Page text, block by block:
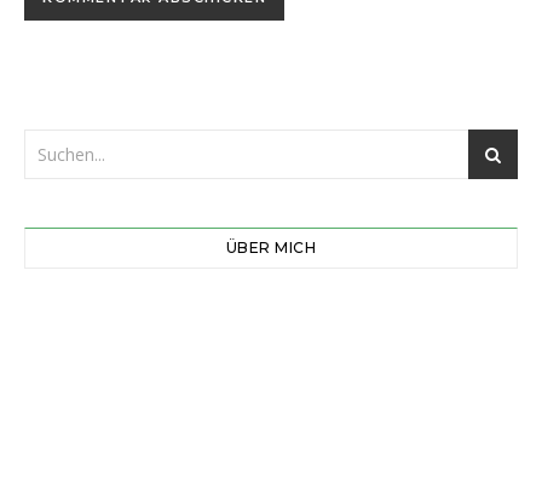
ÜBER MICH